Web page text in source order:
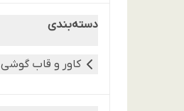
دسته‌بندی
کاور و قاب گوشی